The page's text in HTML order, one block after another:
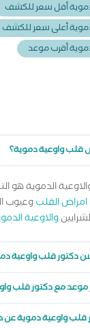
أقل سعر للكشف
أعلى سعر للكشف
أقرب موعد
واوعية دموية؟
الدموية هو
امراض القلبوعيوب
والاوعية
دكتور قلب واوعية
موعد مع دكتور قلب
قلب واوعية دموية